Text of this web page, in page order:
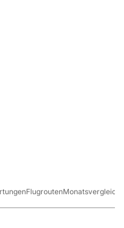
FlugroutenMonatsvergleich